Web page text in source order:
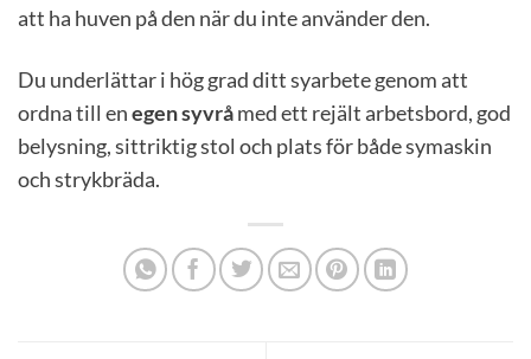
att ha huven på den när du inte använder den.
Du underlättar i hög grad ditt syarbete genom att
ordna till enegen syvråmed ett rejält arbetsbord, god
belysning, sittriktig stol och plats för både symaskin
och strykbräda.